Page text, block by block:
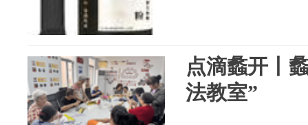
点滴蠡开丨
法教室”